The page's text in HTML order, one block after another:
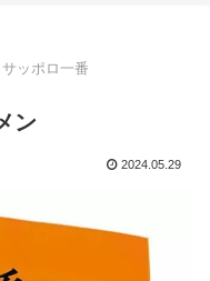
サッポロ一番
ン
2024.05.29